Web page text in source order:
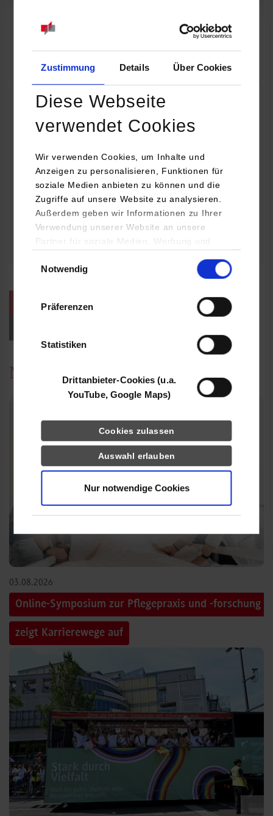
Zustimmung Details Über Cookies
Diese Webseite
verwendet Cookies
Wir verwenden Cookies, um Inhalte und
Anzeigen zu personalisieren, Funktionen für
soziale Medien anbieten zu können und die
Zugriffe auf unsere Website zu analysieren.
Außerdem geben wir Informationen zu Ihrer
Verwendung unserer Website an unsere
Partner für soziale Medien, Werbung und
YouTube, Google Maps) führen diese
Daten zusammen, die Sie ihnen bereitgestellt
haben oder die sie im Rahmen Ihrer Nutzung
Notwendig
Präferenzen
Statistiken
Drittanbieter-Cookies (u.a.
YouTube, Google Maps)
Cookies zulassen
Auswahl erlauben
Nur notwendige Cookies
Online INDIS-Infoveranstaltung für Studierende
Zum Event
Technologietag: Clean Urban Transportation –
nachhaltige Mobilität im (sub)urbanen Umfeld
16.09.2026 - 17.09.2026
Im Mittelpunkt stehen elektrische Antriebe, moderne
Batterietechnologien und innovative Fahrzeugkonzepte für
nachhaltige Mobilität in Stadt und…
weitere Veranstaltungen / Termine
News
03.08.2026
Online-Symposium zur Pflegepraxis und -forschung
zeigt Karrierewege auf